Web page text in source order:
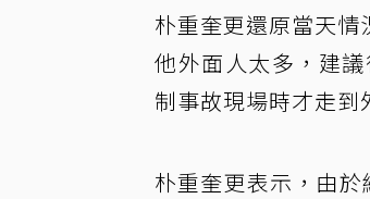
朴重奎更還原當天
他外面人太多，建
制事故現場時才走到
朴重奎更表示，由